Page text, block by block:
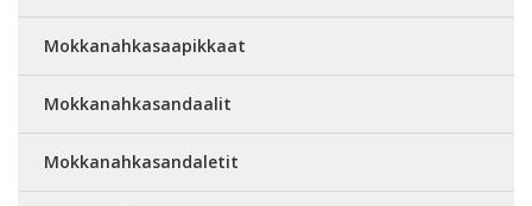
Mokkanahkasaapikkaat
Mokkanahkasandaalit
Mokkanahkasandaletit